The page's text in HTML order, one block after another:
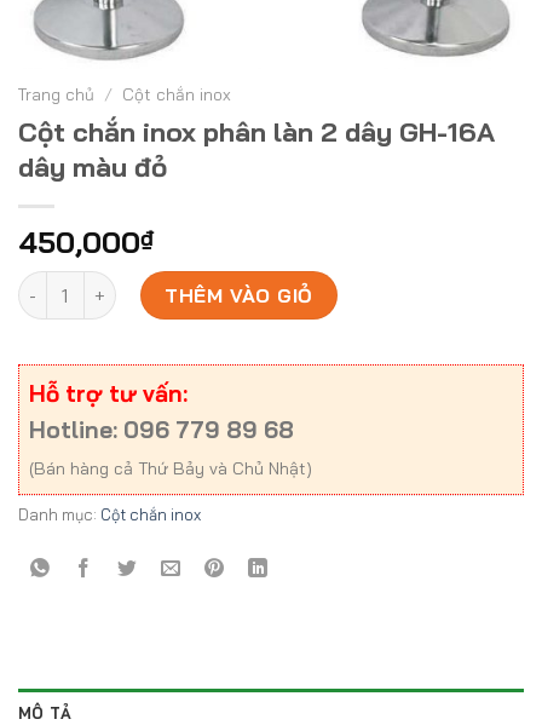
Trang chủ / Cột chắn inox
Cột chắn inox phân làn 2 dây GH-16A
dây màu đỏ
450,000₫
Cột chắn inox phân làn 2 dây GH-16A dây màu đỏ số lượng
THÊM VÀO GIỎ
Hỗ trợ tư vấn:
Hotline: 096 779 89 68
(Bán hàng cả Thứ Bảy và Chủ Nhật)
Danh mục: Cột chắn inox
MÔ TẢ